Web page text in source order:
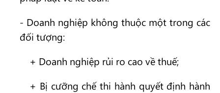
- Doanh nghiệp không thuộc một trong các
đối tượng:
+ Doanh nghiệp rủi ro cao về thuế;
+ Bị cưỡng chế thi hành quyết định hành